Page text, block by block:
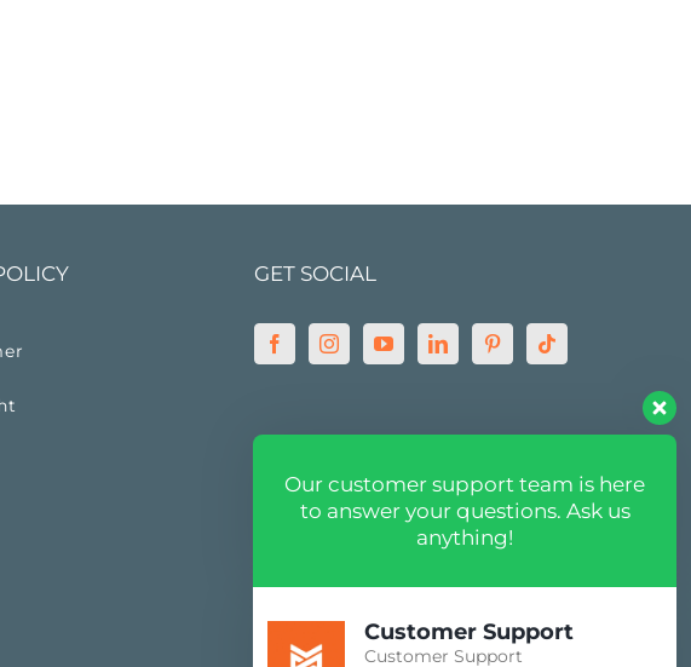
GET SOCIAL
Our customer support team is here
to answer your questions. Ask us
anything!
Customer Support
Customer Support